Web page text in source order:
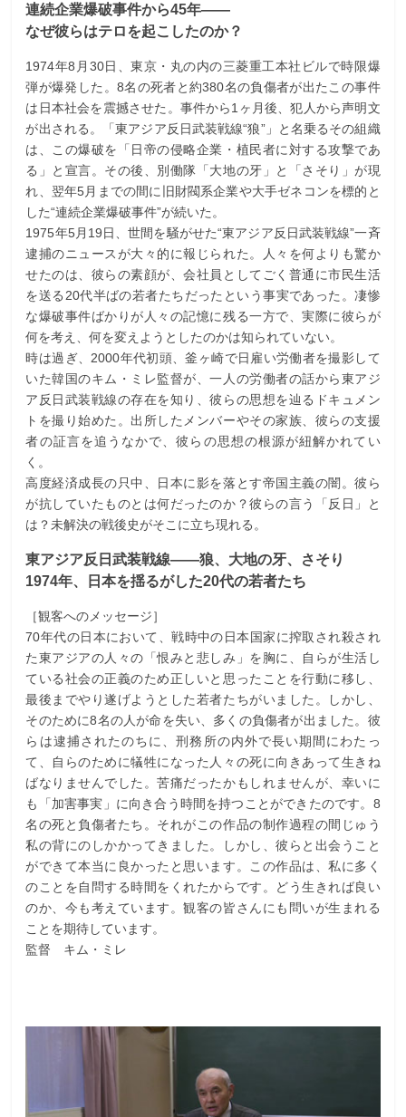
連続企業爆破事件から45年――
なぜ彼らはテロを起こしたのか？
1974年8月30日、東京・丸の内の三菱重工本社ビルで時限爆
弾が爆発した。8名の死者と約380名の負傷者が出たこの事件
は日本社会を震撼させた。事件から1ヶ月後、犯人から声明文
が出される。「東アジア反日武装戦線“狼”」と名乗るその組織
は、この爆破を「日帝の侵略企業・植民者に対する攻撃であ
る」と宣言。その後、別働隊「大地の牙」と「さそり」が現
れ、翌年5月までの間に旧財閥系企業や大手ゼネコンを標的と
した“連続企業爆破事件”が続いた。
1975年5月19日、世間を騒がせた“東アジア反日武装戦線”一斉
逮捕のニュースが大々的に報じられた。人々を何よりも驚か
せたのは、彼らの素顔が、会社員としてごく普通に市民生活
を送る20代半ばの若者たちだったという事実であった。凄惨
な爆破事件ばかりが人々の記憶に残る一方で、実際に彼らが
何を考え、何を変えようとしたのかは知られていない。
時は過ぎ、2000年代初頭、釜ヶ崎で日雇い労働者を撮影して
いた韓国のキム・ミレ監督が、一人の労働者の話から東アジ
ア反日武装戦線の存在を知り、彼らの思想を辿るドキュメン
トを撮り始めた。出所したメンバーやその家族、彼らの支援
者の証言を追うなかで、彼らの思想の根源が紐解かれてい
く。
高度経済成長の只中、日本に影を落とす帝国主義の闇。彼ら
が抗していたものとは何だったのか？彼らの言う「反日」と
は？未解決の戦後史がそこに立ち現れる。
東アジア反日武装戦線――狼、大地の牙、さそり
1974年、日本を揺るがした20代の若者たち
［観客へのメッセージ］
70年代の日本において、戦時中の日本国家に搾取され殺され
た東アジアの人々の「恨みと悲しみ」を胸に、自らが生活し
ている社会の正義のため正しいと思ったことを行動に移し、
最後までやり遂げようとした若者たちがいました。しかし、
そのために8名の人が命を失い、多くの負傷者が出ました。彼
らは逮捕されたのちに、刑務所の内外で長い期間にわたっ
て、自らのために犠牲になった人々の死に向きあって生きね
ばなりませんでした。苦痛だったかもしれませんが、幸いに
も「加害事実」に向き合う時間を持つことができたのです。8
名の死と負傷者たち。それがこの作品の制作過程の間じゅう
私の背にのしかかってきました。しかし、彼らと出会うこと
ができて本当に良かったと思います。この作品は、私に多く
のことを自問する時間をくれたからです。どう生きれば良い
のか、今も考えています。観客の皆さんにも問いが生まれる
ことを期待しています。
監督 キム・ミレ